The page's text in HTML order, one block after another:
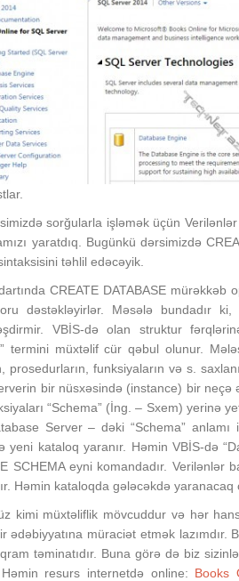
sorğularla işləmək üçün
yaratdıq. Bugünkü dərsimizdə
təhlil edəcəyik.
CREATE DATABASE
dəstəkləyirlər. Məsələ bundadır
VBİS-də olan struktur
termini müxtəlif cür qəbul olunur.
prosedurların, funksiyaların və s.
bir nüsxəsində (instance) bir
“Schema” (İng. – Sxem) yerinə
Server – dəki “Schema” anlamı
yeni kataloq yaranır. Həmin VBİS-də
SCHEMA eyni komandadır. Verilənlər
Həmin kataloqda gələcəkdə yaranacaq
kimi müxtəliflik mövcuddur və hər
ədəbiyyatına müraciət etmək
təminatıdır. Buna görə də biz sizinlə
resurs internetdə online: Books